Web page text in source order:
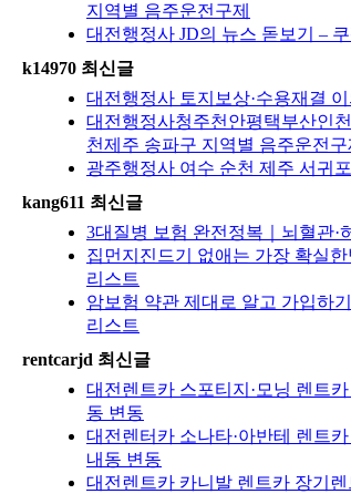
지역별 음주운전구제
대전행정사 JD의 뉴스 돋보기 –
k14970 최신글
대전행정사 토지보상·수용재결
대전행정사청주천안평택부산인
천제주 송파구 지역별 음주운전구
광주행정사 여수 순천 제주 서귀
kang611 최신글
3대질병 보험 완전정복｜뇌혈관·
집먼지진드기 없애는 가장 확실
리스트
암보험 약관 제대로 알고 가입하
리스트
rentcarjd 최신글
대전렌트카 스포티지·모닝 렌트
동 변동
대전렌터카 소나타·아반테 렌트
내동 변동
대전렌트카 카니발 렌트카 장기